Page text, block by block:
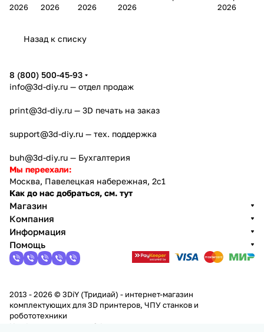
Bamb
2026
Anycubi
4
2026
FlashFo
Creator
2026
Bambu
2026
FlashF
2026
Назад к списку
8 (800) 500-45-93
info@3d-diy.ru — отдел продаж
print@3d-diy.ru — 3D печать на заказ
support@3d-diy.ru — тех. поддержка
buh@3d-diy.ru — Бухгалтерия
Мы переехали:
Москва, Павелецкая набережная, 2с1
Как до нас добраться, см. тут
Магазин
Компания
Информация
Помощь
2013 - 2026 © 3DiY (Тридиай) - интернет-магазин
комплектующих для 3D принтеров, ЧПУ станков и
робототехники
Оферта